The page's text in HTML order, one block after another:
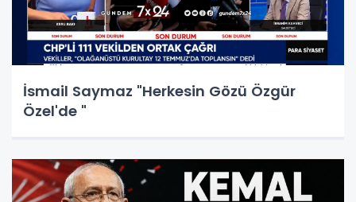
İsmail Saymaz "Herkesin Gözü Özgür
Özel'de "